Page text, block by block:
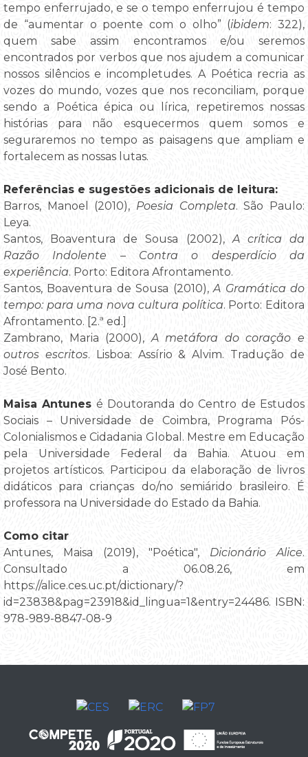
tempo enferrujado, e se o tempo enferrujou é tempo
de “aumentar o poente com o olho” (ibidem: 322),
quem sabe assim encontramos e/ou seremos
encontrados por verbos que nos ajudem a comunicar
nossos silêncios e incompletudes. A Poética recria as
vozes do mundo, vozes que nos reconciliam, porque
sendo a Poética épica ou lírica, repetiremos nossas
histórias para não esquecermos quem somos e
seguraremos no tempo as paisagens que ampliam e
fortalecem as nossas lutas.
Referências e sugestões adicionais de leitura:
Barros, Manoel (2010), Poesia Completa. São Paulo:
Leya.
Santos, Boaventura de Sousa (2002), A crítica da
Razão Indolente – Contra o desperdício da
experiência. Porto: Editora Afrontamento.
Santos, Boaventura de Sousa (2010),A Gramática do
tempo: para uma nova cultura política. Porto: Editora
Afrontamento. [2.ª ed.]
Zambrano, Maria (2000), A metáfora do coração e
outros escritos. Lisboa: Assírio & Alvim. Tradução de
José Bento.
Maisa Antunes é Doutoranda do Centro de Estudos
Sociais – Universidade de Coimbra, Programa Pós-
Colonialismos e Cidadania Global. Mestre em Educação
pela Universidade Federal da Bahia. Atuou em
projetos artísticos. Participou da elaboração de livros
didáticos para crianças do/no semiárido brasileiro. É
professora na Universidade do Estado da Bahia.
Como citar
Antunes, Maisa (2019), "Poética", Dicionário Alice.
Consultado a 06.08.26, em
https://alice.ces.uc.pt/dictionary/?
id=23838&pag=23918&id_lingua=1&entry=24486. ISBN:
978-989-8847-08-9